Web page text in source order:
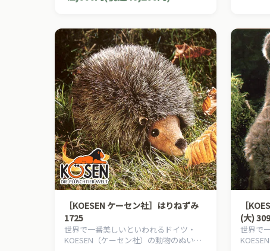
［KOESEN ケーセン社］はりねずみ
1725
世界で一番美しいといわれるドイツ・
KOESEN（ケーセン社）の動物のぬいぐ
［
(大)
世界で